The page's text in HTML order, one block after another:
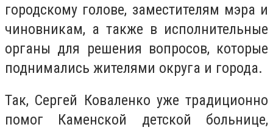
городскому голове, заместителям мэра и
чиновникам, а также в исполнительные
органы для решения вопросов, которые
поднимались жителями округа и города.
Так, Сергей Коваленко уже традиционно
помог Каменской детской больнице,